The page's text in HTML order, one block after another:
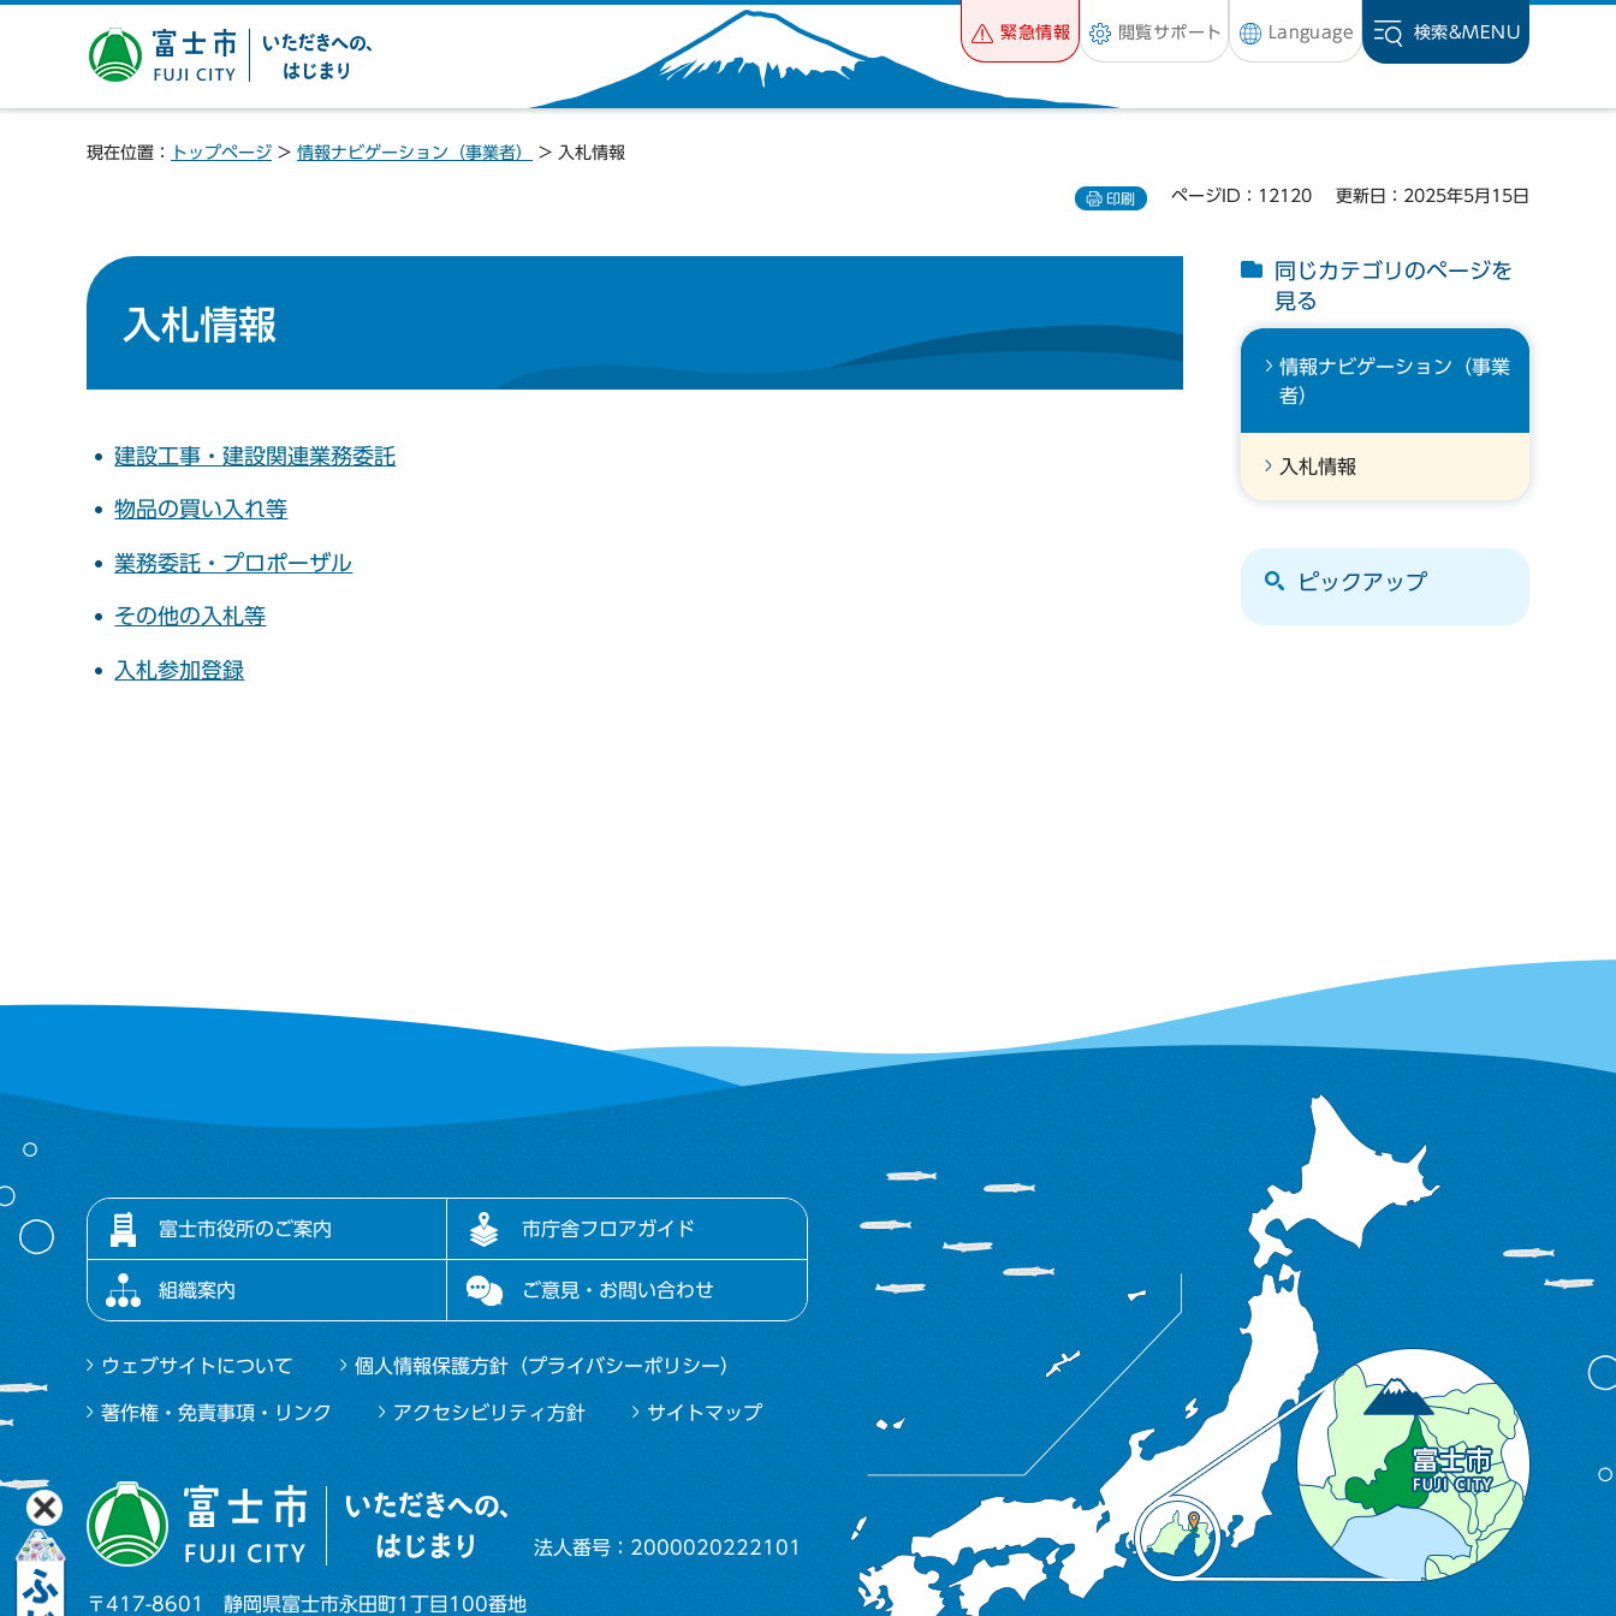
富士市 いただきへの、は
じまり
緊急情報 閲覧サポート Language 検索&MENU
現在位置： トップページ > 情報ナビゲーション（事業者） > 入札情報
印刷 ページID：12120 更新日：2025年5月15日
入札情報
建設工事・建設関連業務委託
物品の買い入れ等
業務委託・プロポーザル
その他の入札等
入札参加登録
同じカテゴリのページを
見る
情報ナビゲーション（事業
者）
入札情報
ピックアップ
富士市役所のご案内 市庁舎フロアガイド
組織案内 ご意見・お問い合わせ
ウェブサイトについて 個人情報保護方針（プライバシーポリシー）
著作権・免責事項・リンク アクセシビリティ方針 サイトマップ
法人番号：2000020222101
〒417-8601 静岡県富士市永田町1丁目100番地